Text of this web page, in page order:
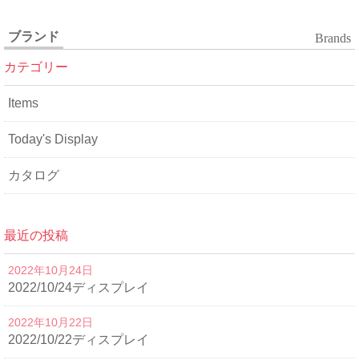
ブランド Brands
カテゴリー
Items
Today's Display
カタログ
最近の投稿
2022/10/24ディスプレイ
2022年10月24日
2022/10/22ディスプレイ
2022年10月22日